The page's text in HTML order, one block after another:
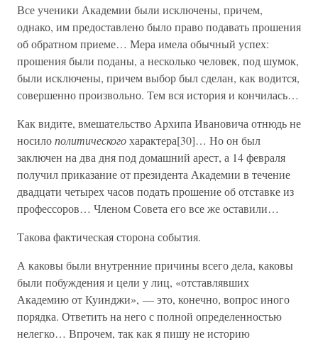
Все ученики Академии были исключены, причем,
однако, им предоставлено было право подавать прошения
об обратном приеме… Мера имела обычный успех:
прошения были поданы, а несколько человек, под шумок,
были исключены, причем выбор был сделан, как водится,
совершенно произвольно. Тем вся история и кончилась…
Как видите, вмешательство Архипа Ивановича отнюдь не
носилополитическогохарактера[30]… Но он был
заключен на два дня под домашний арест, а 14 февраля
получил приказание от президента Академии в течение
двадцати четырех часов подать прошение об отставке из
профессоров… Членом Совета его все же оставили…
Такова фактическая сторона события.
А каковы были внутренние причины всего дела, каковы
были побуждения и цели у лиц, «отставлявших
Академию от Куинджи», — это, конечно, вопрос иного
порядка. Ответить на него с полной определенностью
нелегко… Впрочем, так как я пишу не историю